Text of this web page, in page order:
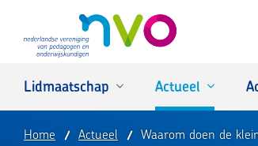
NVO
Lidmaatschap Actueel
Home Actueel Waarom doen de